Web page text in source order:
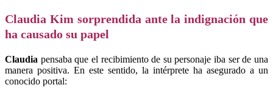
Claudia Kim sorprendida ante la indignación que
ha causado su papel
Claudia pensaba que el recibimiento de su personaje iba ser de una
manera positiva. En este sentido, la intérprete ha asegurado a un
conocido portal: